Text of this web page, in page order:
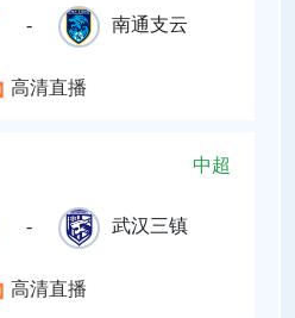
- 南通支云
高清直播
中超
- 武汉三镇
高清直播